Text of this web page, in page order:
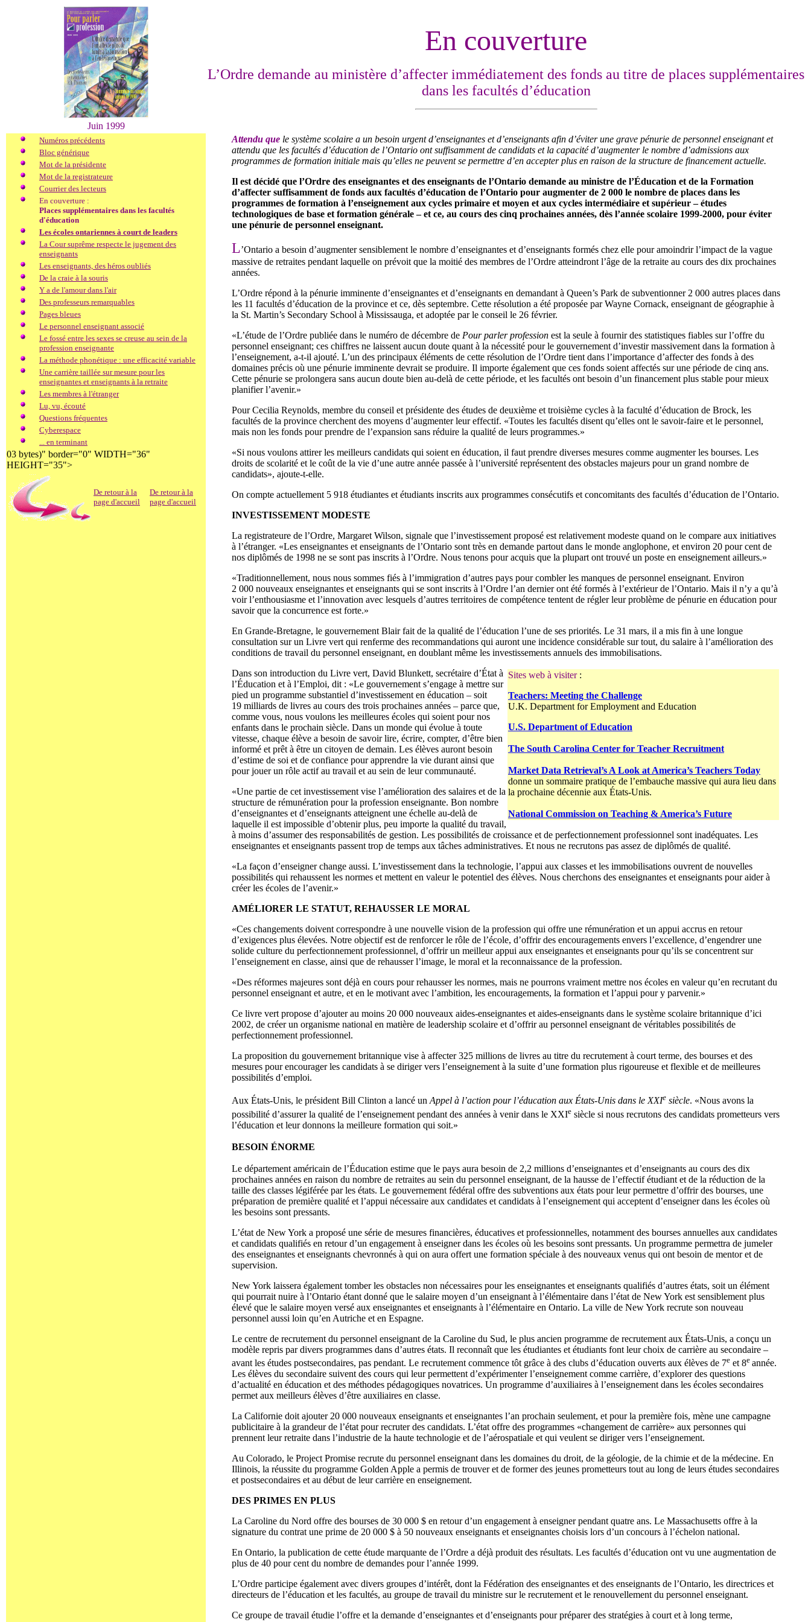
Juin 1999
En couverture
L’Ordre demande au ministère d’affecter immédiatement des fonds au titre de places supplémentaires
dans les facultés d’éducation
Numéros précédents
Bloc générique
Mot de la présidente
Mot de la registrateure
Courrier des lecteurs
En couverture :
Places supplémentaires dans les facultés
d'éducation
Les écoles ontariennes à court de leaders
La Cour suprême respecte le jugement des
enseignants
Les enseignants, des héros oubliés
De la craie à la souris
Y a de l'amour dans l'air
Des professeurs remarquables
Pages bleues
Le personnel enseignant associé
Le fossé entre les sexes se creuse au sein de la
profession enseignante
La méthode phonétique : une efficacité variable
Une carrière taillée sur mesure pour les
enseignantes et enseignants à la retraite
Les membres à l'étranger
Lu, vu, écouté
Questions fréquentes
Cyberespace
... en terminant
03 bytes)" border="0" WIDTH="36"
HEIGHT="35">
De retour à la
page d'accueil
De retour à la
page d'accueil
Attendu que le système scolaire a un besoin urgent d’enseignantes et d’enseignants afin d’éviter une grave pénurie de personnel enseignant et
attendu que les facultés d’éducation de l’Ontario ont suffisamment de candidats et la capacité d’augmenter le nombre d’admissions aux
programmes de formation initiale mais qu’elles ne peuvent se permettre d’en accepter plus en raison de la structure de financement actuelle.
Il est décidé que l’Ordre des enseignantes et des enseignants de l’Ontario demande au ministre de l’Éducation et de la Formation
d’affecter suffisamment de fonds aux facultés d’éducation de l’Ontario pour augmenter de 2 000 le nombre de places dans les
programmes de formation à l’enseignement aux cycles primaire et moyen et aux cycles intermédiaire et supérieur – études
technologiques de base et formation générale – et ce, au cours des cinq prochaines années, dès l’année scolaire 1999-2000, pour éviter
une pénurie de personnel enseignant.
L’Ontario a besoin d’augmenter sensiblement le nombre d’enseignantes et d’enseignants formés chez elle pour amoindrir l’impact de la vague
massive de retraites pendant laquelle on prévoit que la moitié des membres de l’Ordre atteindront l’âge de la retraite au cours des dix prochaines
années.
L’Ordre répond à la pénurie imminente d’enseignantes et d’enseignants en demandant à Queen’s Park de subventionner 2 000 autres places dans
les 11 facultés d’éducation de la province et ce, dès septembre. Cette résolution a été proposée par Wayne Cornack, enseignant de géographie à
la St. Martin’s Secondary School à Mississauga, et adoptée par le conseil le 26 février.
«L’étude de l’Ordre publiée dans le numéro de décembre de Pour parler profession est la seule à fournir des statistiques fiables sur l’offre du
personnel enseignant; ces chiffres ne laissent aucun doute quant à la nécessité pour le gouvernement d’investir massivement dans la formation à
l’enseignement, a-t-il ajouté. L’un des principaux éléments de cette résolution de l’Ordre tient dans l’importance d’affecter des fonds à des
domaines précis où une pénurie imminente devrait se produire. Il importe également que ces fonds soient affectés sur une période de cinq ans.
Cette pénurie se prolongera sans aucun doute bien au-delà de cette période, et les facultés ont besoin d’un financement plus stable pour mieux
planifier l’avenir.»
Pour Cecilia Reynolds, membre du conseil et présidente des études de deuxième et troisième cycles à la faculté d’éducation de Brock, les
facultés de la province cherchent des moyens d’augmenter leur effectif. «Toutes les facultés disent qu’elles ont le savoir-faire et le personnel,
mais non les fonds pour prendre de l’expansion sans réduire la qualité de leurs programmes.»
«Si nous voulons attirer les meilleurs candidats qui soient en éducation, il faut prendre diverses mesures comme augmenter les bourses. Les
droits de scolarité et le coût de la vie d’une autre année passée à l’université représentent des obstacles majeurs pour un grand nombre de
candidats», ajoute-t-elle.
On compte actuellement 5 918 étudiantes et étudiants inscrits aux programmes consécutifs et concomitants des facultés d’éducation de l’Ontario.
INVESTISSEMENT MODESTE
La registrateure de l’Ordre, Margaret Wilson, signale que l’investissement proposé est relativement modeste quand on le compare aux initiatives
à l’étranger. «Les enseignantes et enseignants de l’Ontario sont très en demande partout dans le monde anglophone, et environ 20 pour cent de
nos diplômés de 1998 ne se sont pas inscrits à l’Ordre. Nous tenons pour acquis que la plupart ont trouvé un poste en enseignement ailleurs.»
«Traditionnellement, nous nous sommes fiés à l’immigration d’autres pays pour combler les manques de personnel enseignant. Environ
2 000 nouveaux enseignantes et enseignants qui se sont inscrits à l’Ordre l’an dernier ont été formés à l’extérieur de l’Ontario. Mais il n’y a qu’à
voir l’enthousiasme et l’innovation avec lesquels d’autres territoires de compétence tentent de régler leur problème de pénurie en éducation pour
savoir que la concurrence est forte.»
En Grande-Bretagne, le gouvernement Blair fait de la qualité de l’éducation l’une de ses priorités. Le 31 mars, il a mis fin à une longue
consultation sur un Livre vert qui renferme des recommandations qui auront une incidence considérable sur tout, du salaire à l’amélioration des
conditions de travail du personnel enseignant, en doublant même les investissements annuels des immobilisations.
Sites web à visiter:
Teachers: Meeting the Challenge
U.K. Department for Employment and Education
U.S. Department of Education
The South Carolina Center for Teacher Recruitment
Market Data Retrieval’s A Look at America’s Teachers Today
donne un sommaire pratique de l’embauche massive qui aura lieu dans
la prochaine décennie aux États-Unis.
National Commission on Teaching & America’s Future
Dans son introduction du Livre vert, David Blunkett, secrétaire d’État à
l’Éducation et à l’Emploi, dit : «Le gouvernement s’engage à mettre sur
pied un programme substantiel d’investissement en éducation – soit
19 milliards de livres au cours des trois prochaines années – parce que,
comme vous, nous voulons les meilleures écoles qui soient pour nos
enfants dans le prochain siècle. Dans un monde qui évolue à toute
vitesse, chaque élève a besoin de savoir lire, écrire, compter, d’être bien
informé et prêt à être un citoyen de demain. Les élèves auront besoin
d’estime de soi et de confiance pour apprendre la vie durant ainsi que
pour jouer un rôle actif au travail et au sein de leur communauté.
«Une partie de cet investissement vise l’amélioration des salaires et de la
structure de rémunération pour la profession enseignante. Bon nombre
d’enseignantes et d’enseignants atteignent une échelle au-delà de
laquelle il est impossible d’obtenir plus, peu importe la qualité du travail,
à moins d’assumer des responsabilités de gestion. Les possibilités de croissance et de perfectionnement professionnel sont inadéquates. Les
enseignantes et enseignants passent trop de temps aux tâches administratives. Et nous ne recrutons pas assez de diplômés de qualité.
«La façon d’enseigner change aussi. L’investissement dans la technologie, l’appui aux classes et les immobilisations ouvrent de nouvelles
possibilités qui rehaussent les normes et mettent en valeur le potentiel des élèves. Nous cherchons des enseignantes et enseignants pour aider à
créer les écoles de l’avenir.»
AMÉLIORER LE STATUT, REHAUSSER LE MORAL
«Ces changements doivent correspondre à une nouvelle vision de la profession qui offre une rémunération et un appui accrus en retour
d’exigences plus élevées. Notre objectif est de renforcer le rôle de l’école, d’offrir des encouragements envers l’excellence, d’engendrer une
solide culture du perfectionnement professionnel, d’offrir un meilleur appui aux enseignantes et enseignants pour qu’ils se concentrent sur
l’enseignement en classe, ainsi que de rehausser l’image, le moral et la reconnaissance de la profession.
«Des réformes majeures sont déjà en cours pour rehausser les normes, mais ne pourrons vraiment mettre nos écoles en valeur qu’en recrutant du
personnel enseignant et autre, et en le motivant avec l’ambition, les encouragements, la formation et l’appui pour y parvenir.»
Ce livre vert propose d’ajouter au moins 20 000 nouveaux aides-enseignantes et aides-enseignants dans le système scolaire britannique d’ici
2002, de créer un organisme national en matière de leadership scolaire et d’offrir au personnel enseignant de véritables possibilités de
perfectionnement professionnel.
La proposition du gouvernement britannique vise à affecter 325 millions de livres au titre du recrutement à court terme, des bourses et des
mesures pour encourager les candidats à se diriger vers l’enseignement à la suite d’une formation plus rigoureuse et flexible et de meilleures
possibilités d’emploi.
Aux États-Unis, le président Bill Clinton a lancé un Appel à l’action pour l’éducation aux États-Unis dans le XXIe siècle. «Nous avons la
possibilité d’assurer la qualité de l’enseignement pendant des années à venir dans le XXIe siècle si nous recrutons des candidats prometteurs vers
l’éducation et leur donnons la meilleure formation qui soit.»
BESOIN ÉNORME
Le département américain de l’Éducation estime que le pays aura besoin de 2,2 millions d’enseignantes et d’enseignants au cours des dix
prochaines années en raison du nombre de retraites au sein du personnel enseignant, de la hausse de l’effectif étudiant et de la réduction de la
taille des classes légiférée par les états. Le gouvernement fédéral offre des subventions aux états pour leur permettre d’offrir des bourses, une
préparation de première qualité et l’appui nécessaire aux candidates et candidats à l’enseignement qui acceptent d’enseigner dans les écoles où
les besoins sont pressants.
L’état de New York a proposé une série de mesures financières, éducatives et professionnelles, notamment des bourses annuelles aux candidates
et candidats qualifiés en retour d’un engagement à enseigner dans les écoles où les besoins sont pressants. Un programme permettra de jumeler
des enseignantes et enseignants chevronnés à qui on aura offert une formation spéciale à des nouveaux venus qui ont besoin de mentor et de
supervision.
New York laissera également tomber les obstacles non nécessaires pour les enseignantes et enseignants qualifiés d’autres états, soit un élément
qui pourrait nuire à l’Ontario étant donné que le salaire moyen d’un enseignant à l’élémentaire dans l’état de New York est sensiblement plus
élevé que le salaire moyen versé aux enseignantes et enseignants à l’élémentaire en Ontario. La ville de New York recrute son nouveau
personnel aussi loin qu’en Autriche et en Espagne.
Le centre de recrutement du personnel enseignant de la Caroline du Sud, le plus ancien programme de recrutement aux États-Unis, a conçu un
modèle repris par divers programmes dans d’autres états. Il reconnaît que les étudiantes et étudiants font leur choix de carrière au secondaire –
avant les études postsecondaires, pas pendant. Le recrutement commence tôt grâce à des clubs d’éducation ouverts aux élèves de 7e et 8e année.
Les élèves du secondaire suivent des cours qui leur permettent d’expérimenter l’enseignement comme carrière, d’explorer des questions
d’actualité en éducation et des méthodes pédagogiques novatrices. Un programme d’auxiliaires à l’enseignement dans les écoles secondaires
permet aux meilleurs élèves d’être auxiliaires en classe.
La Californie doit ajouter 20 000 nouveaux enseignants et enseignantes l’an prochain seulement, et pour la première fois, mène une campagne
publicitaire à la grandeur de l’état pour recruter des candidats. L’état offre des programmes «changement de carrière» aux personnes qui
prennent leur retraite dans l’industrie de la haute technologie et de l’aérospatiale et qui veulent se diriger vers l’enseignement.
Au Colorado, le Project Promise recrute du personnel enseignant dans les domaines du droit, de la géologie, de la chimie et de la médecine. En
Illinois, la réussite du programme Golden Apple a permis de trouver et de former des jeunes prometteurs tout au long de leurs études secondaires
et postsecondaires et au début de leur carrière en enseignement.
DES PRIMES EN PLUS
La Caroline du Nord offre des bourses de 30 000 $ en retour d’un engagement à enseigner pendant quatre ans. Le Massachusetts offre à la
signature du contrat une prime de 20 000 $ à 50 nouveaux enseignants et enseignantes choisis lors d’un concours à l’échelon national.
En Ontario, la publication de cette étude marquante de l’Ordre a déjà produit des résultats. Les facultés d’éducation ont vu une augmentation de
plus de 40 pour cent du nombre de demandes pour l’année 1999.
L’Ordre participe également avec divers groupes d’intérêt, dont la Fédération des enseignantes et des enseignants de l’Ontario, les directrices et
directeurs de l’éducation et les facultés, au groupe de travail du ministre sur le recrutement et le renouvellement du personnel enseignant.
Ce groupe de travail étudie l’offre et la demande d’enseignantes et d’enseignants pour préparer des stratégies à court et à long terme,